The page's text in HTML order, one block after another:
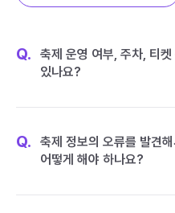
Q.
축제 운영 여부, 주차, 티
있나요?
Q.
축제 정보의 오류를 발견
어떻게 해야 하나요?